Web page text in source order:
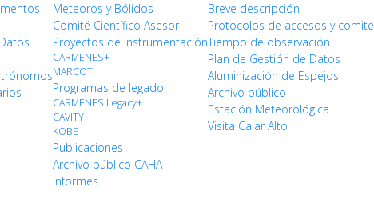
Meteoros y Bólidos
Comité Científico Asesor
Proyectos de instrumentación
CARMENES+
MARCOT
Programas de legado
CARMENES Legacy+
CAVITY
KOBE
Publicaciones
Archivo público CAHA
Informes
Breve descripción
Protocolos de accesos y
Tiempo de observación
Plan de Gestión de Datos
Aluminización de Espejos
Archivo público
Estación Meteorológica
Visita Calar Alto